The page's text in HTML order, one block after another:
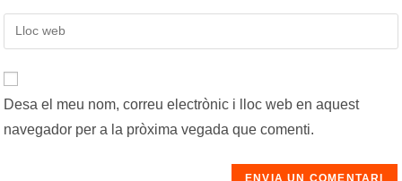
nom
d'usuari
per
vostra
adreça
comentar
Introduïu
l'URL
la
vostra
web
Desa el meu nom, correu electrònic i lloc web en aquest
navegador per a la pròxima vegada que comenti.